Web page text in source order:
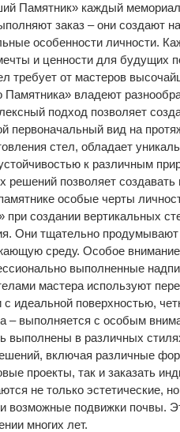
Памятник» каждый
заказ – они создают
особенности личности.
и ценности для будущих
требует от мастеров
владеют
подход позволяет
первоначальный вид на
стел, обладает
к различным
решений позволяет
особые черты
создании вертикальных
Они тщательно
среду. Особое
выполненные
мастера используют
с идеальной поверхностью,
– выполняется с особым
выполнены в различных
включая различные
проекты, так и заказать
не только
возможные подвижки почвы.
многих лет.